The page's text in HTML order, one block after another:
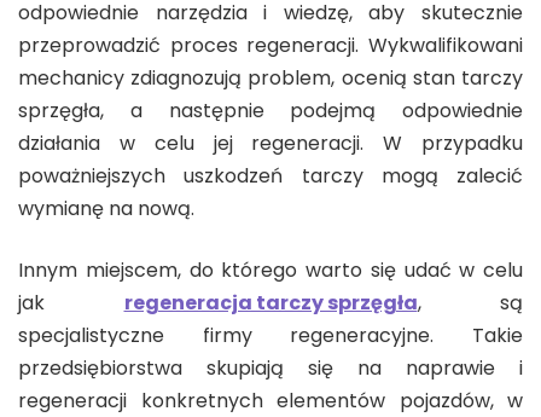
odpowiednie narzędzia i wiedzę, aby skutecznie
przeprowadzić proces regeneracji. Wykwalifikowani
mechanicy zdiagnozują problem, ocenią stan tarczy
sprzęgła, a następnie podejmą odpowiednie
działania w celu jej regeneracji. W przypadku
poważniejszych uszkodzeń tarczy mogą zalecić
wymianę na nową.
Innym miejscem, do którego warto się udać w celu
jak regeneracja tarczy sprzęgła, są
specjalistyczne firmy regeneracyjne. Takie
przedsiębiorstwa skupiają się na naprawie i
regeneracji konkretnych elementów pojazdów, w